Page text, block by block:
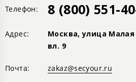
Телефон: 8 (800) 551-
Адрес:
Москва, улица
вл. 9
Почта: zakaz@secyour.ru